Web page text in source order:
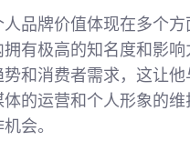
人品牌价值体现在多个
有极高的知名度和影
和消费者需求，这让
体的运营和个人形象的
会。